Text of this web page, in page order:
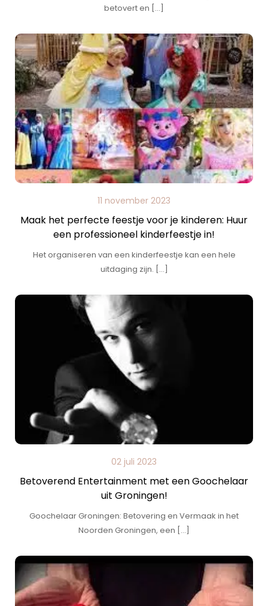
betovert en […]
11 november 2023
Maak het perfecte feestje voor je kinderen: Huur
een professioneel kinderfeestje in!
Het organiseren van een kinderfeestje kan een hele
uitdaging zijn. […]
02 juli 2023
Betoverend Entertainment met een Goochelaar
uit Groningen!
Goochelaar Groningen: Betovering en Vermaak in het
Noorden Groningen, een […]